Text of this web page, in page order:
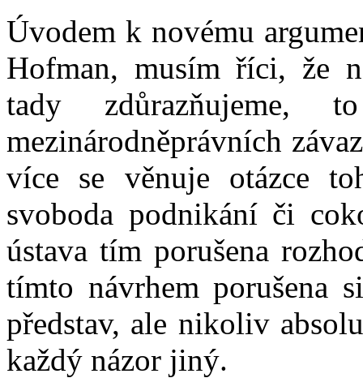
Úvodem k novému
Hofman, musím říci, že
tady zdůrazňujeme,
mezinárodněprávních
více se věnuje otázce
svoboda podnikání či
ústava tím porušena
tímto návrhem porušena
představ, ale nikoliv
každý názor jiný.